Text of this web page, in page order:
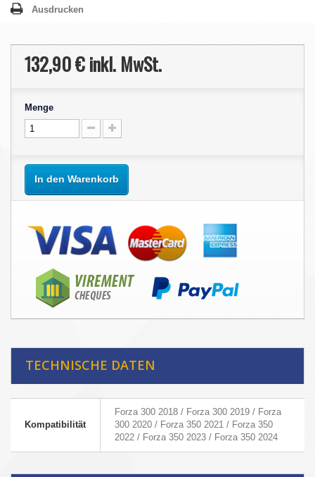
Ausdrucken
132,90 €inkl. MwSt.
Menge
In den Warenkorb
TECHNISCHE DATEN
Kompatibilität
Forza 300 2018 / Forza 300 2019 / Forza
300 2020 / Forza 350 2021 / Forza 350
2022 / Forza 350 2023 / Forza 350 2024